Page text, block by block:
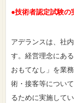
●技術者認定試験の
アデランスは、社
す。経営理念にあ
おもてなし」を業
術・接客等につい
るために実施してい